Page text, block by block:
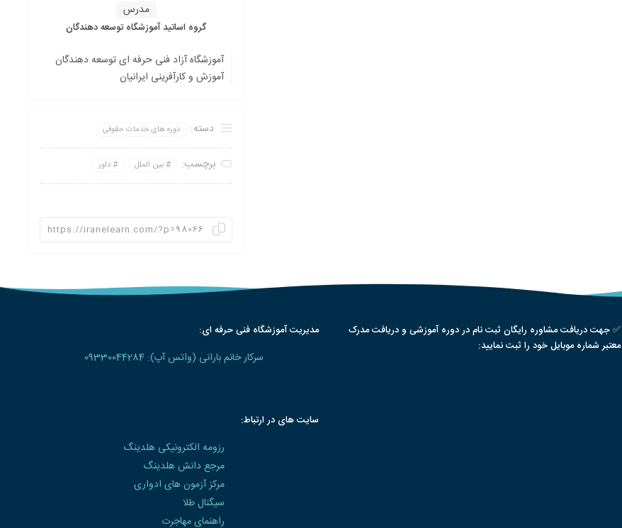
مدرس
گروه اساتید آموزشگاه توسعه دهندگان
آموزشگاه آزاد فنی حرفه ای توسعه دهندگان
آموزش و کارآفرینی ایرانیان
دسته: دوره های خدمات حقوقی
برچسب: بین الملل داور
✅ جهت دریافت مشاوره رایگان ثبت نام در دوره آموزشی و دریافت مدرک
معتبر شماره موبایل خود را ثبت نمایید:
مدیریت آموزشگاه فنی حرفه ای:
سرکار خانم بارانی (واتس آپ): 09330044284
سایت های در ارتباط:
رزومه الکترونیکی هلدینگ
مرجع دانش هلدینگ
مرکز آزمون های ادواری
سیگنال طلا
راهنمای مهاجرت